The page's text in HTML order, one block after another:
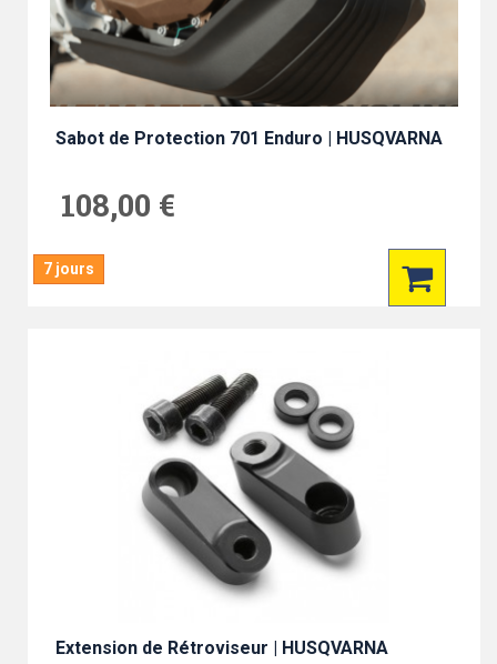
Sabot de Protection 701 Enduro | HUSQVARNA
108,00 €
7 jours
Extension de Rétroviseur | HUSQVARNA